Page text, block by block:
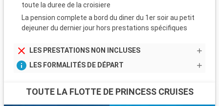
toute la duree de la croisiere
La pension complete a bord du diner du 1er soir au petit
dejeuner du dernier jour hors prestations spécifiques
LES PRESTATIONS NON INCLUSES
LES FORMALITÉS DE DÉPART
TOUTE LA FLOTTE DE PRINCESS CRUISES